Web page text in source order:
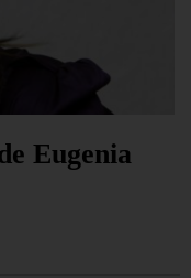
Eugenia